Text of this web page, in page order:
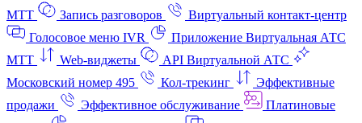
МТТ
Запись разговоров
Виртуальный контакт‑центр
Голосовое меню IVR
Приложение Виртуальная АТС
МТТ
Web-виджеты
API Виртуальной АТС
Московский номер 495
Кол-трекинг
Эффективные
продажи
Эффективное обслуживание
Платиновые